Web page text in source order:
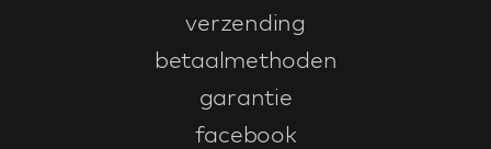
verzending
betaalmethoden
garantie
facebook